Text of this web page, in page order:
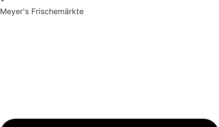
Meyer's Frischemärkte